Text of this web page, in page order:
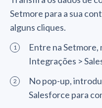
Setmore para a sua
alguns cliques.
Entre na Setmore,
Integrações >
No pop-up,
Salesforce para